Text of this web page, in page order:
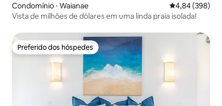
Condomínio ⋅ Waianae 4,84 de uma
4,84 (398)
Vista de milhões de dólares em uma linda praia isolada!
Preferido dos hóspedes
Preferido dos hóspedes